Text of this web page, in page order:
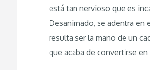
está tan nervioso que es
Desanimado, se adentra en
resulta ser la mano de un
que acaba de convertirse